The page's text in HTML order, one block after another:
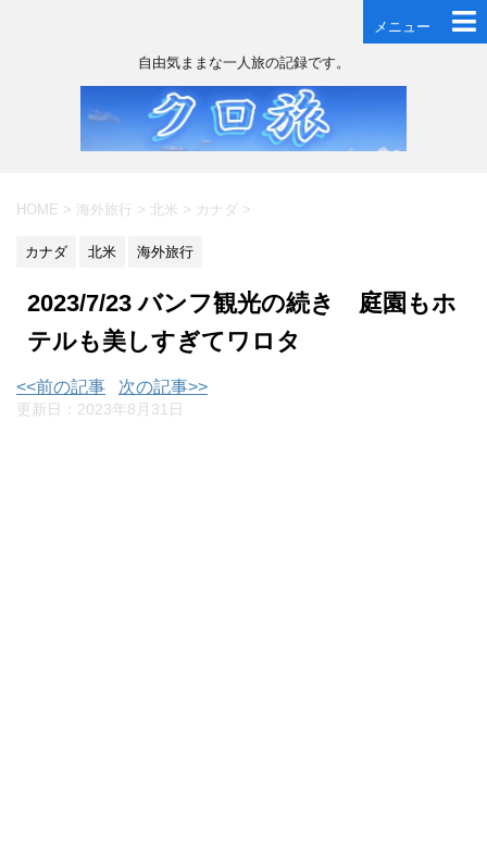
メニュー
自由気ままな一人旅の記録です。
HOME > 海外旅行 > 北米 > カナダ >
カナダ 北米 海外旅行
2023/7/23 バンフ観光の続き 庭園もホ
テルも美しすぎてワロタ
<<前の記事 次の記事>>
更新日： 2023年8月31日